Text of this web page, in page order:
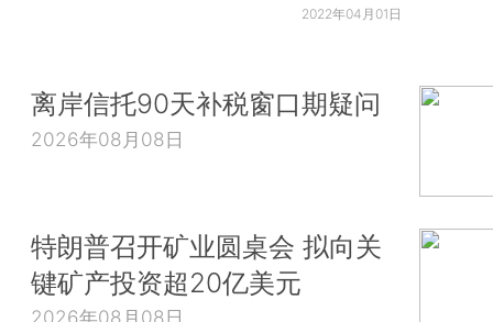
2022年04月01日
离岸信托90天补税窗口期疑问
2026年08月08日
特朗普召开矿业圆桌会 拟向关
键矿产投资超20亿美元
2026年08月08日